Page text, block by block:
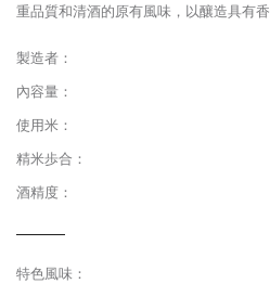
重品質和清酒的原有風味，以釀造具有
製造者：
內容量：
使用米：
精米歩合：
酒精度：
特色風味：